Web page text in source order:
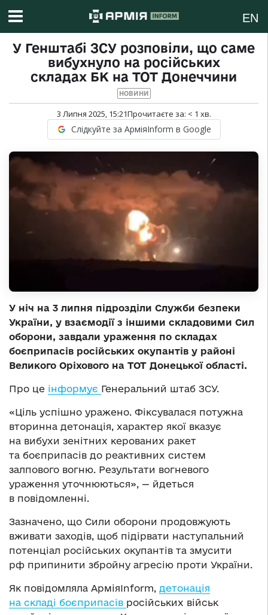
EN
У Генштабі ЗСУ розповіли, що саме
вибухнуло на російських
складах БК на ТОТ Донеччини
НОВИНИ
3 Липня 2025, 15:21Прочитаєте за: < 1 хв.
Слідкуйте за АрміяInform в Google
У ніч на 3 липня підрозділи Служби безпеки
України, у взаємодії з іншими складовими Сил
оборони, завдали ураження по складах
боєприпасів російських окупантів у районі
Великого Оріхового на ТОТ Донецької області.
Про це інформує Генеральний штаб ЗСУ.
«Ціль успішно уражено. Фіксувалася потужна
вторинна детонація, характер якої вказує
на вибухи зенітних керованих ракет
та боєприпасів до реактивних систем
залпового вогню. Результати вогневого
ураження уточнюються», — йдеться
в повідомленні.
Зазначено, що Сили оборони продовжують
вживати заходів, щоб підірвати наступальний
потенціал російських окупантів та змусити
рф припинити збройну агресію проти України.
Як повідомляла АрміяInform, детонація
на складі боєприпасів російських військ